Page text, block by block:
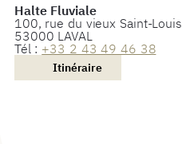
Halte Fluviale
100, rue du vieux Saint-Louis
53000 LAVAL
Tél : +33 2 43 49 46 38
Itinéraire